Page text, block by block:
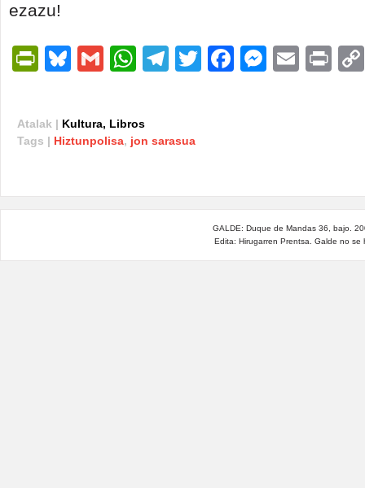
ezazu!
PrintFriendly
Bluesky
GmailWhatsApp
Telegram
TwitterFacebook
Email
Atalak | Kultura, Libros
Tags | Hiztunpolisa, jon sarasua
GALDE: Duque de Mandas 36, bajo.
Edita: Hirugarren Prentsa. Galde no